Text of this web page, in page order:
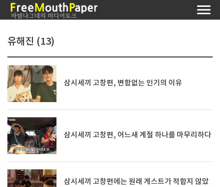
유해진 (13)
삼시세끼 고창편, 변함없는 인기의 이유
삼시세끼 고창편, 어느새 계절 하나를 마무리하다
삼시세끼 고창편에는 원래 게스트가 적합지 않았